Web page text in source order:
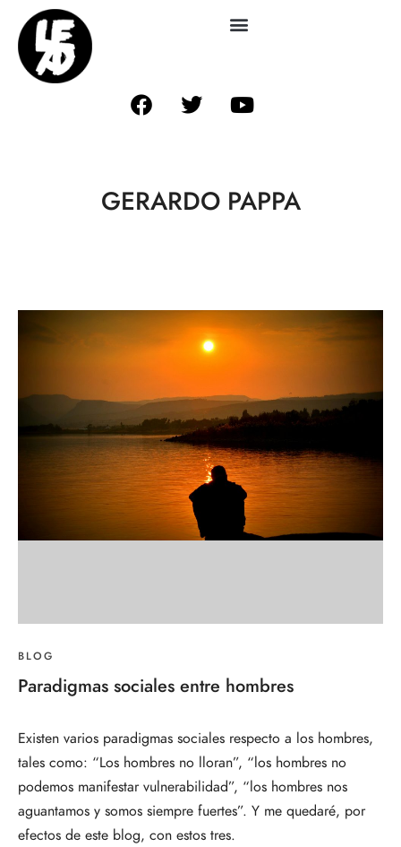
GERARDO PAPPA
BLOG
Paradigmas sociales entre hombres
Existen varios paradigmas sociales respecto a los hombres,
tales como: “Los hombres no lloran”, “los hombres no
podemos manifestar vulnerabilidad”, “los hombres nos
aguantamos y somos siempre fuertes”. Y me quedaré, por
efectos de este blog, con estos tres.